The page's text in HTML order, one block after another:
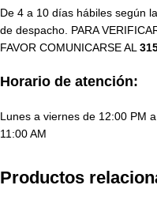
De 4 a 10 días hábiles según
de despacho. PARA
FAVOR COMUNICARSE AL
Horario de atención:
Lunes a viernes de 12:00 PM
11:00 AM
Productos